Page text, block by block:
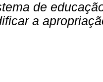
de
a